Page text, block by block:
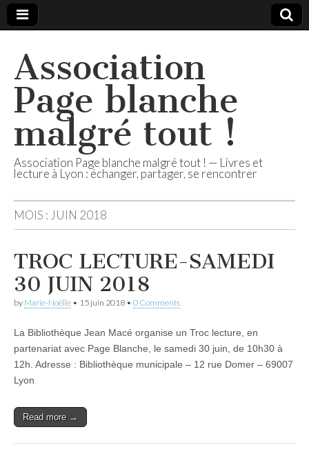
Association
Page blanche
malgré tout !
Association Page blanche malgré tout ! — Livres et
lecture à Lyon : échanger, partager, se rencontrer
MOIS : JUIN 2018
TROC LECTURE-SAMEDI
30 JUIN 2018
by Marie-Noëlle • 15 juin 2018 • 0 Comments
La Bibliothèque Jean Macé organise un Troc lecture, en
partenariat avec Page Blanche, le samedi 30 juin, de 10h30 à
12h. Adresse : Bibliothèque municipale – 12 rue Domer – 69007
Lyon
Read more →